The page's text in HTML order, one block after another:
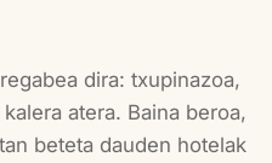
dira: txupinazoa,
atera. Baina beroa,
beteta dauden hotelak